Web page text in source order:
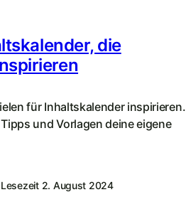
die
für Inhaltskalender inspirieren.
und Vorlagen deine eigene
2. August 2024